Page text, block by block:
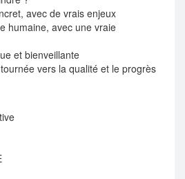
avec de vrais enjeux
humaine, avec une vraie
et bienveillante
vers la qualité et le progrès